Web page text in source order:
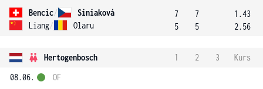
Bencic/
Siniaková
Liang/ Olaru
7
5
7
5
1.43
2.56
Hertogenbosch 1 2 3
Kurs
08.06.
OF